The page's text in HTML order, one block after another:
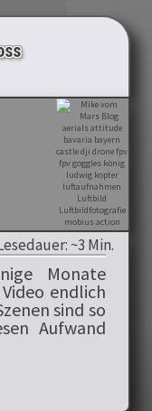
~3 Min.
Monate
endlich
sind so
Aufwand